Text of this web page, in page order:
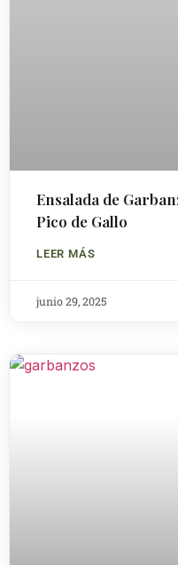
Ensalada de
Pico de Gallo
LEER MÁS
junio 29, 2025